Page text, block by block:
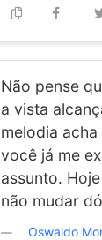
Não pense
a vista
melodia
você já me
assunto.
não mudar
Oswaldo